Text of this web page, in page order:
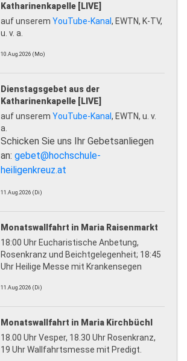
Katharinenkapelle [LIVE]
auf unserem YouTube-Kanal , EWTN, K-TV,
u. v. a.
10.Aug.2026 (Mo)
Dienstagsgebet aus der
Katharinenkapelle [LIVE]
auf unserem YouTube-Kanal , EWTN, u. v.
a.
Schicken Sie uns Ihr Gebetsanliegen
an: gebet@hochschule-
heiligenkreuz.at
11.Aug.2026 (Di)
Monatswallfahrt in Maria Raisenmarkt
18:00 Uhr Eucharistische Anbetung,
Rosenkranz und Beichtgelegenheit; 18:45
Uhr Heilige Messe mit Krankensegen
11.Aug.2026 (Di)
Monatswallfahrt in Maria Kirchbüchl
18.00 Uhr Vesper, 18.30 Uhr Rosenkranz,
19 Uhr Wallfahrtsmesse mit Predigt.